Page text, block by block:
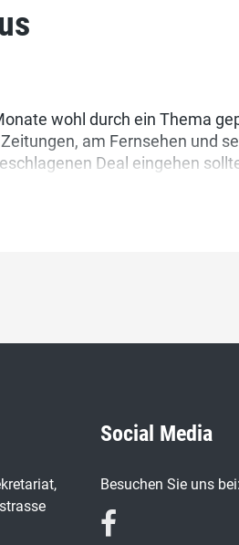
wohl durch ein Thema
am Fernsehen und
Deal eingehen
Social Media
Besuchen Sie uns bei: